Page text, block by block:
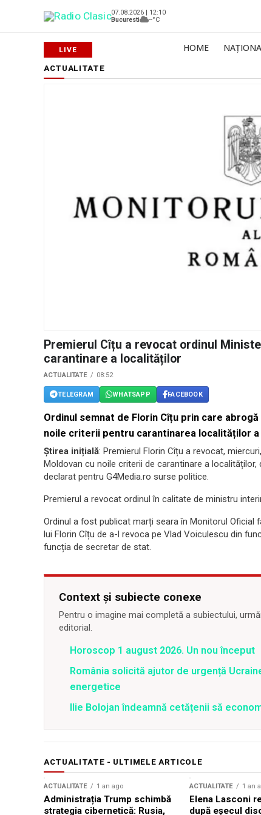
07.08.2026 | 12:10
Bucuresti
--°C
HOME
ACTUALITATE
Premierul Cîțu a revocat ordinul
carantinare a localităților
ACTUALITATE 08:52
TELEGRAM WHATSAPP FACEBOOK
Ordinul semnat de Florin Cîțu prin care
noile criterii pentru carantinarea localităților
Știrea inițială: Premierul Florin Cîțu a revocat,
Moldovan cu noile criterii de carantinare a
declarat pentru G4Media.ro surse politice.
Premierul a revocat ordinul în calitate de ministru
Ordinul a fost publicat marți seara în Monitorul
lui Florin Cîțu de a-l revoca pe Vlad Voiculescu din
funcția de secretar de stat.
Context și subiecte conexe
Pentru o imagine mai completă a subiectului,
editorial.
Horoscop 1 august 2026. Un nou început
România solicită ajutor de urgență
energetice
Ilie Bolojan îndeamnă cetățenii să
ACTUALITATE - ULTIMELE ARTICOLE
ACTUALITATE 1 an ago
Administrația Trump schimbă
strategia cibernetică: Rusia,
ACTUALITATE 1 an
Elena Lasconi
după eșecul